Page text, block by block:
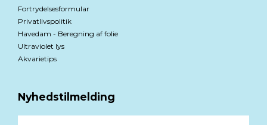
Fortrydelsesformular
Privatlivspolitik
Havedam - Beregning af folie
Ultraviolet lys
Akvarietips
Nyhedstilmelding